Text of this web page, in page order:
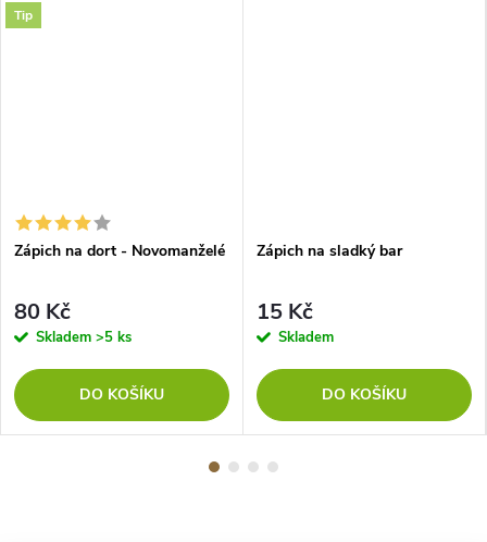
Tip
Zápich na dort - Novomanželé
80 Kč
Skladem >5 ks
DO KOŠÍKU
Zápich na sladký bar
15 Kč
Skladem
DO KOŠÍKU